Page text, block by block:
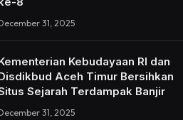
31, 2025
Kebudayaan RI dan
Aceh Timur Bersihkan
Sejarah Terdampak Banjir
31, 2025